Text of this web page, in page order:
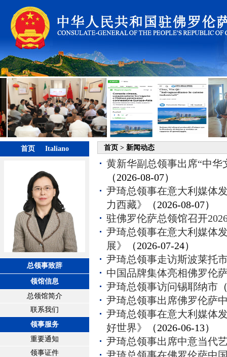
首页 Italiano
总领事致辞
领馆信息
总领馆简介
联系我们
领事服务
重要通知
领事证件
首页 > 新闻动态
黄新华副总领事出席“中
（2026-08-07）
尹琦总领事在意大利媒体
力西藏》
（2026-08-07）
驻佛罗伦萨总领馆召开
尹琦总领事在意大利媒体
展》
（2026-07-24）
尹琦总领事走访斯波莱托
中国品牌集体亮相佛罗伦
尹琦总领事访问锡耶纳市
尹琦总领事出席佛罗伦萨
尹琦总领事在意大利媒体
好世界》
（2026-06-13）
尹琦总领事出席中意当代